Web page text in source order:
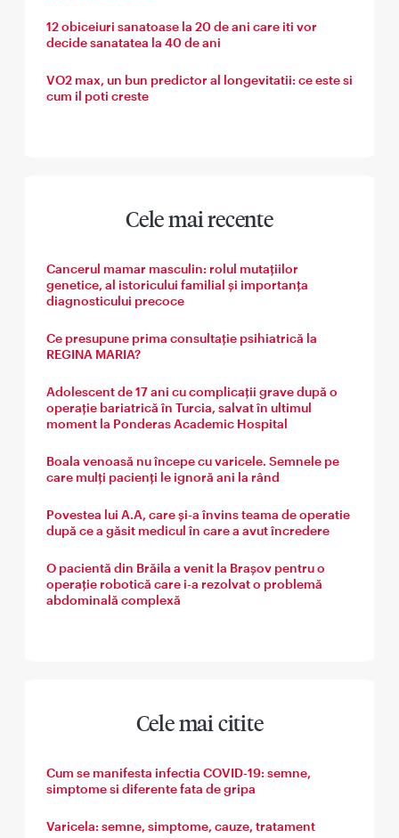
12 obiceiuri sanatoase la 20 de ani care iti vor
decide sanatatea la 40 de ani
VO2 max, un bun predictor al longevitatii: ce este si
cum il poti creste
Cele mai recente
Cancerul mamar masculin: rolul mutațiilor
genetice, al istoricului familial și importanța
diagnosticului precoce
Ce presupune prima consultație psihiatrică la
REGINA MARIA?
Adolescent de 17 ani cu complicații grave după o
operație bariatrică în Turcia, salvat în ultimul
moment la Ponderas Academic Hospital
Boala venoasă nu începe cu varicele. Semnele pe
care mulți pacienți le ignoră ani la rând
Povestea lui A.A, care și-a învins teama de operatie
după ce a găsit medicul în care a avut încredere
O pacientă din Brăila a venit la Brașov pentru o
operație robotică care i-a rezolvat o problemă
abdominală complexă
Cele mai citite
Cum se manifesta infectia COVID-19: semne,
simptome si diferente fata de gripa
Varicela: semne, simptome, cauze, tratament